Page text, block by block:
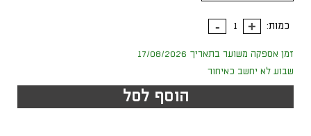
כמות:
זמן אספקה משוער בתאריך 17/08/2026
שבוע לא יחשב כאיחור
הוסף לסל